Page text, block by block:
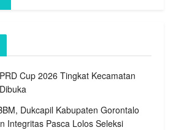
Cup 2026 Tingkat Kecamatan
Dukcapil Kabupaten Gorontalo
Integritas Pasca Lolos Seleksi